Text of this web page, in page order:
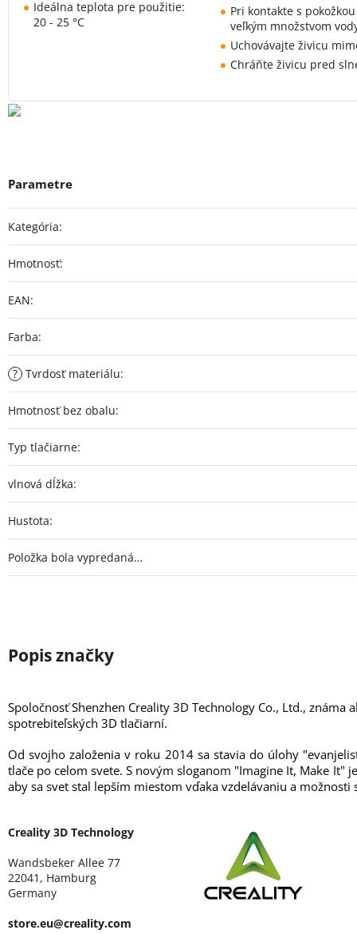
Ideálna teplota pre použitie:
20 - 25 °C
Pri kontakte s
veľkým množstvom
Uchovávajte živicu
Chráňte živicu pred
Kategória:
Hmotnosť:
EAN:
Farba:
? Tvrdosť materiálu:
Hmotnosť bez obalu:
Typ tlačiarne:
vlnová dĺžka:
Hustota:
Položka bola vypredaná…
Spoločnosť Shenzhen Creality 3D Technology Co., Ltd.,
spotrebiteľských 3D tlačiarní.
Od svojho založenia v roku 2014 sa stavia do úlohy
tlače po celom svete. S novým sloganom "Imagine It, Make It"
aby sa svet stal lepším miestom vďaka vzdelávaniu a možnosti
Creality 3D Technology
Wandsbeker Allee 77
22041, Hamburg
Germany
store.eu@creality.com